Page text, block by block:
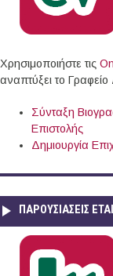
στην Ξάνθη (1ος
Χρησιμοποιήστε τις
αναπτύξει το
Σύνταξη
Επιστολής
Δημιουργία
ΠΑΡΟΥΣΙΆΣΕΙΣ